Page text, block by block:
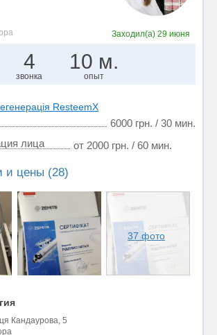
Заходил(а)29 июня
4
звонка
10 м.
опыт
ResteemX
6000 грн. / 30 мин.
лица
от 2000 грн. / 60 мин.
и цены (28)
37 фото
Кандаурова, 5